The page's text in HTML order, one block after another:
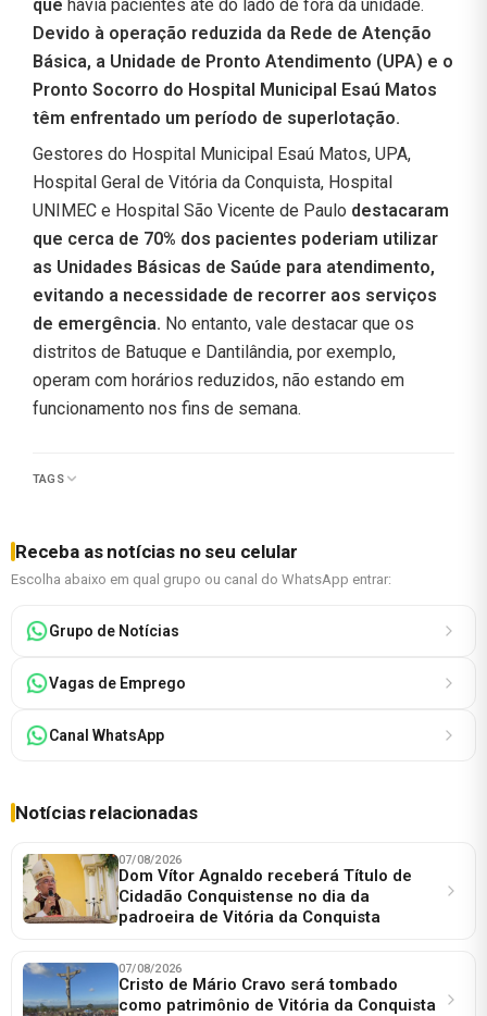
que havia pacientes até do lado de fora da unidade.
Devido à operação reduzida da Rede de Atenção
Básica, a Unidade de Pronto Atendimento (UPA) e o
Pronto Socorro do Hospital Municipal Esaú Matos
têm enfrentado um período de superlotação.
Gestores do Hospital Municipal Esaú Matos, UPA,
Hospital Geral de Vitória da Conquista, Hospital
UNIMEC e Hospital São Vicente de Paulo destacaram
que cerca de 70% dos pacientes poderiam utilizar
as Unidades Básicas de Saúde para atendimento,
evitando a necessidade de recorrer aos serviços
de emergência. No entanto, vale destacar que os
distritos de Batuque e Dantilândia, por exemplo,
operam com horários reduzidos, não estando em
funcionamento nos fins de semana.
TAGS
Receba as notícias no seu celular
Escolha abaixo em qual grupo ou canal do WhatsApp entrar:
Grupo de Notícias
Vagas de Emprego
Canal WhatsApp
Notícias relacionadas
07/08/2026
Dom Vítor Agnaldo receberá Título de
Cidadão Conquistense no dia da
padroeira de Vitória da Conquista
07/08/2026
Cristo de Mário Cravo será tombado
como patrimônio de Vitória da Conquista